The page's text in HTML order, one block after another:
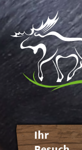
Navigation
überspringen
Ihr